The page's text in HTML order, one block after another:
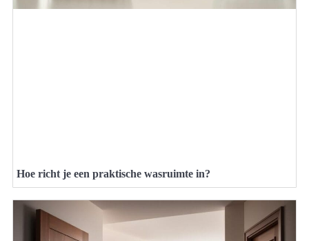
Hoe richt je een praktische wasruimte in?